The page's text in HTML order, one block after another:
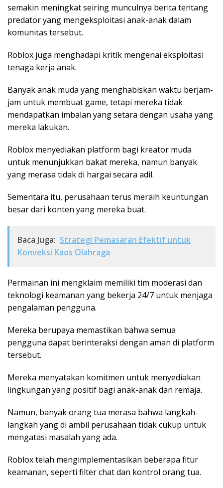
semakin meningkat seiring munculnya berita tentang
predator yang mengeksploitasi anak-anak dalam
komunitas tersebut​.
Roblox juga menghadapi kritik mengenai eksploitasi
tenaga kerja anak.
Banyak anak muda yang menghabiskan waktu berjam-
jam untuk membuat game, tetapi mereka tidak
mendapatkan imbalan yang setara dengan usaha yang
mereka lakukan.
Roblox menyediakan platform bagi kreator muda
untuk menunjukkan bakat mereka, namun banyak
yang merasa tidak di hargai secara adil.
Sementara itu, perusahaan terus meraih keuntungan
besar dari konten yang mereka buat.
Baca Juga: Strategi Pemasaran Efektif untuk
Konveksi Kaos Olahraga
Permainan ini mengklaim memiliki tim moderasi dan
teknologi keamanan yang bekerja 24/7 untuk menjaga
pengalaman pengguna.
Mereka berupaya memastikan bahwa semua
pengguna dapat berinteraksi dengan aman di platform
tersebut.
Mereka menyatakan komitmen untuk menyediakan
lingkungan yang positif bagi anak-anak dan remaja.
Namun, banyak orang tua merasa bahwa langkah-
langkah yang di ambil perusahaan tidak cukup untuk
mengatasi masalah yang ada.
Roblox telah mengimplementasikan beberapa fitur
keamanan, seperti filter chat dan kontrol orang tua.